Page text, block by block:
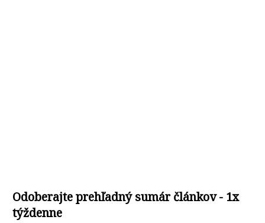
Odoberajte prehľadný sumár článkov - 1x
týždenne